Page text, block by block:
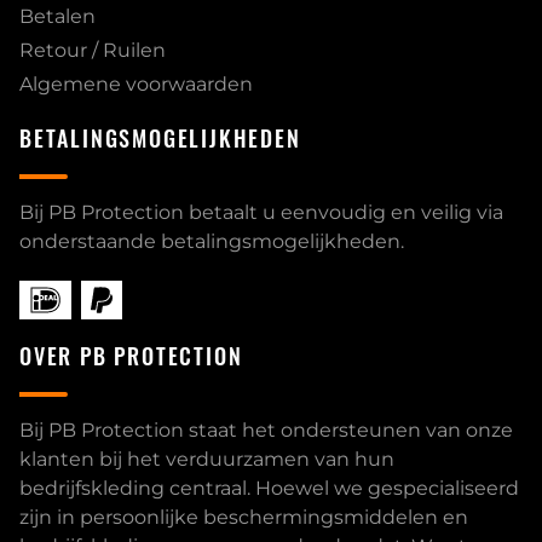
Betalen
Retour / Ruilen
Algemene voorwaarden
BETALINGSMOGELIJKHEDEN
Bij PB Protection betaalt u eenvoudig en veilig via
onderstaande betalingsmogelijkheden.
OVER PB PROTECTION
Bij PB Protection staat het ondersteunen van onze
klanten bij het verduurzamen van hun
bedrijfskleding centraal. Hoewel we gespecialiseerd
zijn in persoonlijke beschermingsmiddelen en